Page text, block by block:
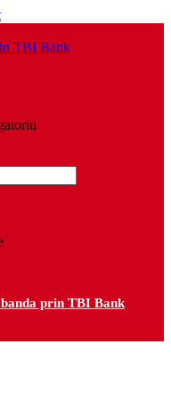
TBI Bank
prin TBI Bank